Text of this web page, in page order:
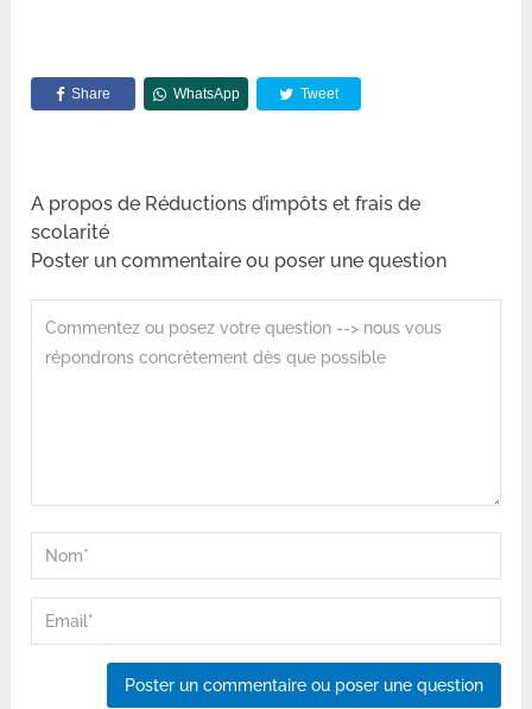
Share WhatsApp Tweet
A propos de Réductions d’impôts et frais de
scolarité
Poster un commentaire ou poser une question